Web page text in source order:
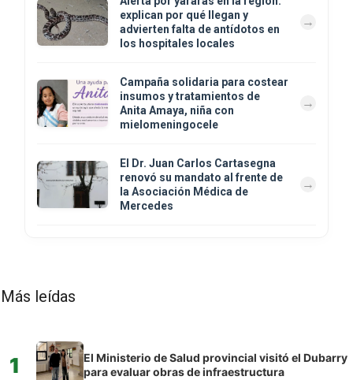
explican por qué llegan y
advierten falta de antídotos en
los hospitales locales
Campaña solidaria para costear
insumos y tratamientos de
Anita Amaya, niña con
mielomeningocele
El Dr. Juan Carlos Cartasegna
renovó su mandato al frente de
la Asociación Médica de
Mercedes
Más leídas
1
El Ministerio de Salud provincial visitó el Dubarry
para evaluar obras de infraestructura